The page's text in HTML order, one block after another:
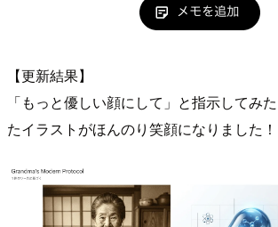
【更新結果】
「もっと優しい顔にして」と指示してみ
たイラストがほんのり笑顔になりました！